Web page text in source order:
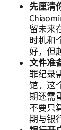
先厘清
留未来
时机和
好，但
文件准
罪纪录
馆，这
期还需
不要只
期与银